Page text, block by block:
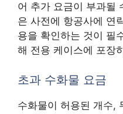
어 추가 요금이 부과될
은 사전에 항공사에 연
용을 확인하는 것이 필
해 전용 케이스에 포장
초과 수화물 요금
수화물이 허용된 개수,